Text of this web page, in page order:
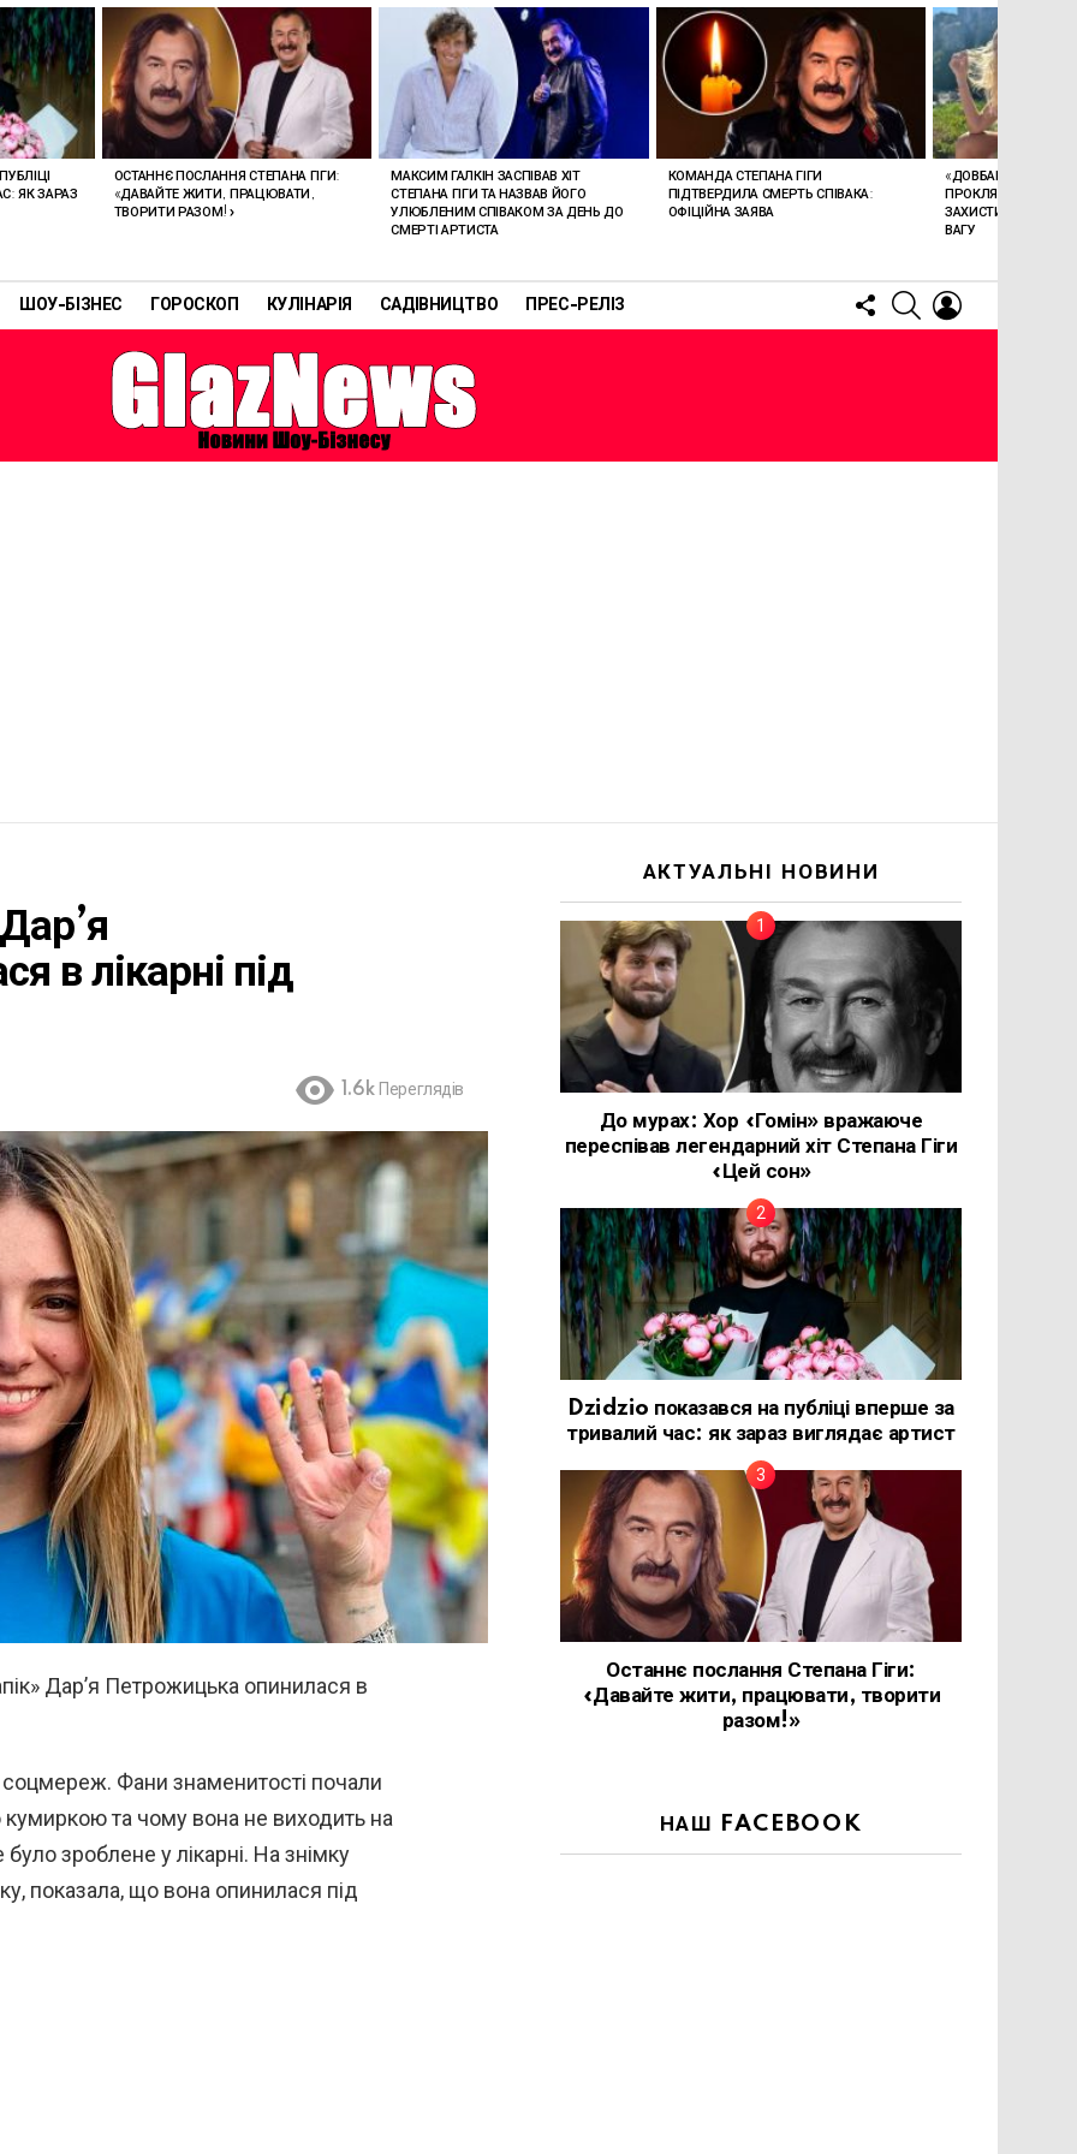
ШОУ-БІЗНЕС ГОРОСКОП КУЛІНАРІЯ САДІВНИЦТВО ПРЕС-РЕЛІЗ
FOLLOW
US
SEARCH
ЯК ЗАРАЗ
ОСТАННЄ ПОСЛАННЯ СТЕПАНА ГІГИ:
«ДАВАЙТЕ ЖИТИ, ПРАЦЮВАТИ,
ТВОРИТИ РАЗОМ!»
МАКСИМ ГАЛКІН ЗАСПІВАВ ХІТ
СТЕПАНА ГІГИ ТА НАЗВАВ ЙОГО
УЛЮБЛЕНИМ СПІВАКОМ ЗА ДЕНЬ ДО
СМЕРТІ АРТИСТА
КОМАНДА СТЕПАНА ГІГИ
ПІДТВЕРДИЛА СМЕРТЬ СПІВАКА:
ОФІЦІЙНА ЗАЯВА
«ДОВБАНІ,
ПРОКЛЯЛА!»:
ЗАХИСТИЛА ДОНЬКУ
ВАГУ
в лікарні під
1.6k Переглядів
Дар’я Петрожицька опинилася в
соцмереж. Фани знаменитості почали
та чому вона не виходить на
зроблене у лікарні. На знімку
показала, що вона опинилася під
АКТУАЛЬНІ НОВИНИ
До мурах: Хор «Гомін» вражаюче
переспівав легендарний хіт Степана Гіги
«Цей сон»
Dzidzio показався на публіці вперше за
тривалий час: як зараз виглядає артист
Останнє послання Степана Гіги:
«Давайте жити, працювати, творити
разом!»
НАШ FACEBOOK